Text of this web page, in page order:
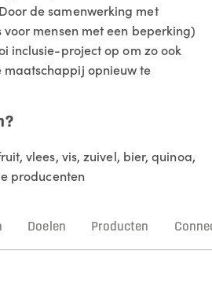
de samenwerking met
mensen met een beperking)
inclusie-project op om zo ook
opnieuw te
vlees, vis, zuivel, bier, quinoa,
producenten
Doelen Producten